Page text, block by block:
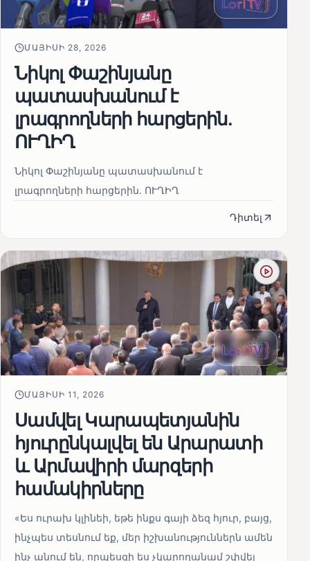
ՄԱՅԻՍԻ 28, 2026
Նիկոլ Փաշինյանը
պատասխանում է
լրագրողների հարցերին․
ՈՒՂԻՂ
Նիկոլ Փաշինյանը պատասխանում է
լրագրողների հարցերին․ ՈՒՂԻՂ
Դիտել
ՄԱՅԻՍԻ 11, 2026
Սամվել Կարապետյանին
հյուրընկալվել են Արարատի
և Արմավիրի մարզերի
համակիրները
«Ես ուրախ կլինեի, եթե ինքս գայի ձեզ հյուր, բայց,
ինչպես տեսնում եք, մեր իշխանություններն ամեն
ինչ անում են, որպեսզի ես չկարողանամ շփվել